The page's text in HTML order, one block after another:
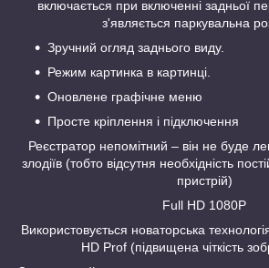
включається при включенні задньої
з'являється паркувальна
Зручний огляд заднього виду.
Режим картинка в картинці.
Оновлене графічне меню
Просте кріплення і підключення
Реєстратор непомітний – він не буде
злодіїв (тобто відсутня необхідність
пристрій)
Full HD 1080P
Використовується новаторська
HD Prof (підвищена чіткість